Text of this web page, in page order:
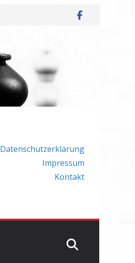
Datenschutzerklärung
Impressum
Kontakt